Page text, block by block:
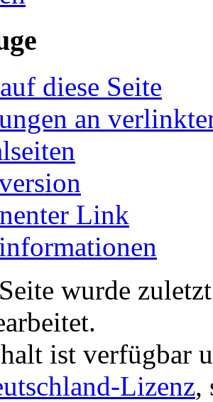
diese Seite
an
Link
wurde
ist verfügbar
Lizenz,